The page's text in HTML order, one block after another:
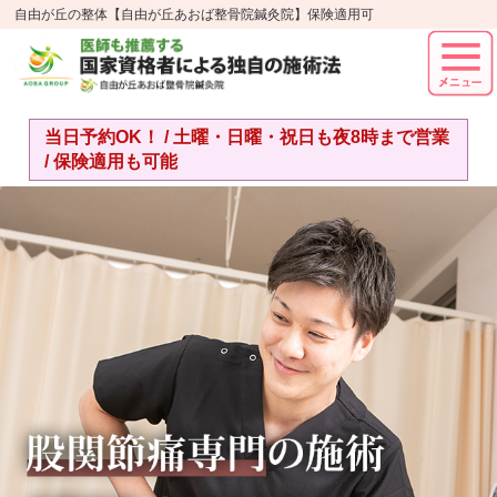
自由が丘の整体【自由が丘あおば整骨院鍼灸院】保険適用可
当日予約OK！ / 土曜・日曜・祝日も夜8時まで営業
/ 保険適用も可能